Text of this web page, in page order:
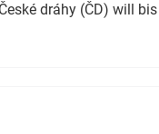
dráhy (ČD) will